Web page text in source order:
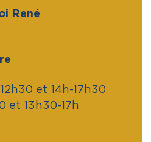
René
et 14h-17h30
et 13h30-17h